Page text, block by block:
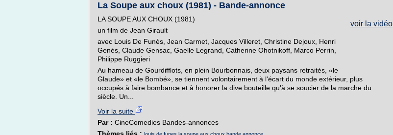
La Soupe aux choux (1981) - Bande-annonce
voir la vidéo
LA SOUPE AUX CHOUX (1981)
un film de Jean Girault
avec Louis De Funès, Jean Carmet, Jacques Villeret, Christine Dejoux, Henri
Genès, Claude Gensac, Gaelle Legrand, Catherine Ohotnikoff, Marco Perrin,
Philippe Ruggieri
Au hameau de Gourdifflots, en plein Bourbonnais, deux paysans retraités, «le
Glaude» et «le Bombé», se tiennent volontairement à l'écart du monde extérieur, plus
occupés à faire bombance et à honorer la dive bouteille qu'à se soucier de la marche du
siècle. Un...
Voir la suite
Par : CineComedies Bandes-annonces